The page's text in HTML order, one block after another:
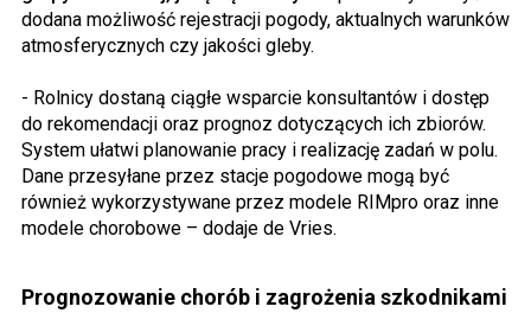
dodana możliwość rejestracji pogody, aktualnych warunków
atmosferycznych czy jakości gleby.
- Rolnicy dostaną ciągłe wsparcie konsultantów i dostęp
do rekomendacji oraz prognoz dotyczących ich zbiorów.
System ułatwi planowanie pracy i realizację zadań w polu.
Dane przesyłane przez stacje pogodowe mogą być
również wykorzystywane przez modele RIMpro oraz inne
modele chorobowe – dodaje de Vries.
Prognozowanie chorób i zagrożenia szkodnikami